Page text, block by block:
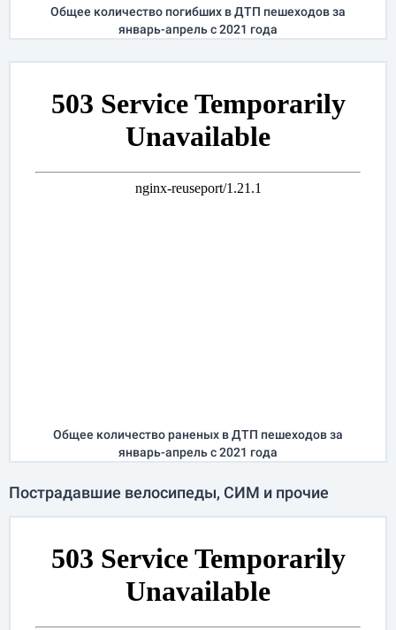
Общее количество погибших в ДТП пешеходов за
январь-апрельс 2021 года
Общее количество раненых в ДТП пешеходов за
январь-апрельс 2021 года
Пострадавшие велосипеды, СИМ и прочие